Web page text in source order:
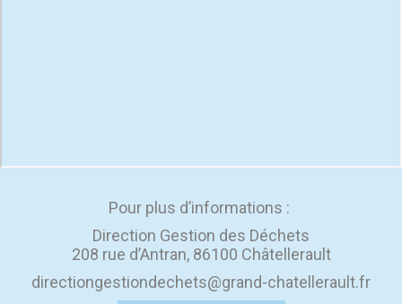
Pour plus d’informations :
Direction Gestion des Déchets
208 rue d’Antran, 86100 Châtellerault
directiongestiondechets@grand-chatellerault.fr